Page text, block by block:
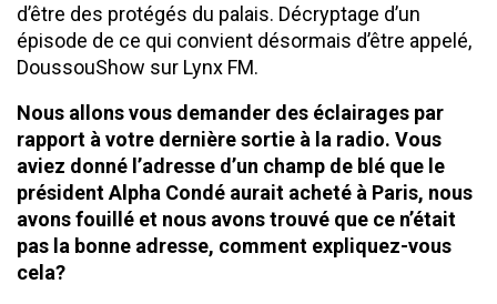
d’être des protégés du palais. Décryptage d’un
épisode de ce qui convient désormais d’être appelé,
DoussouShow sur Lynx FM.
Nous allons vous demander des éclairages par
rapport à votre dernière sortie à la radio. Vous
aviez donné l’adresse d’un champ de blé que le
président Alpha Condé aurait acheté à Paris, nous
avons fouillé et nous avons trouvé que ce n’était
pas la bonne adresse, comment expliquez-vous
cela?